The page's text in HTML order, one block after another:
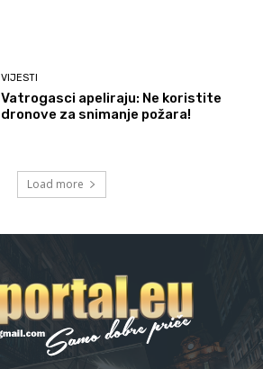
VIJESTI
Vatrogasci apeliraju: Ne koristite
dronove za snimanje požara!
Load more